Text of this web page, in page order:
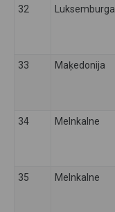
32 Luksemburga
33 Maķedonija
34 Melnkalne
35 Melnkalne